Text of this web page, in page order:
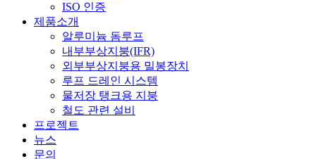
ISO 인증
제품소개
알루미늄 돔루프
내부부상지붕(IFR)
외부부상지붕용 밀봉장치
루프 드레인 시스템
물저장 탱크용 지붕
철도 관련 설비
프로젝트
뉴스
문의